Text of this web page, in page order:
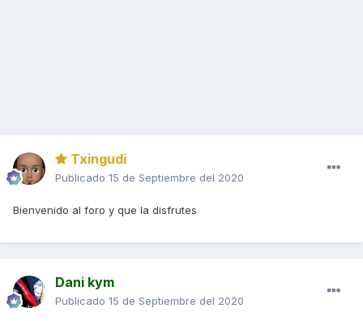
Txingudi
Publicado 15 de Septiembre del 2020
Bienvenido al foro y que la disfrutes
Dani kym
Publicado 15 de Septiembre del 2020